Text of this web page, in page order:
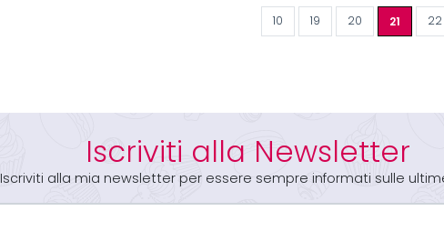
10 19 20 21 22
Iscriviti alla Newsletter
Iscriviti alla mia newsletter per essere sempre informati sulle